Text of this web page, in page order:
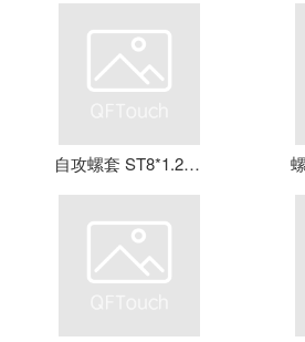
自攻螺套 ST8*1.25*16 钢丝螺套 牙套 护套 元亨机械